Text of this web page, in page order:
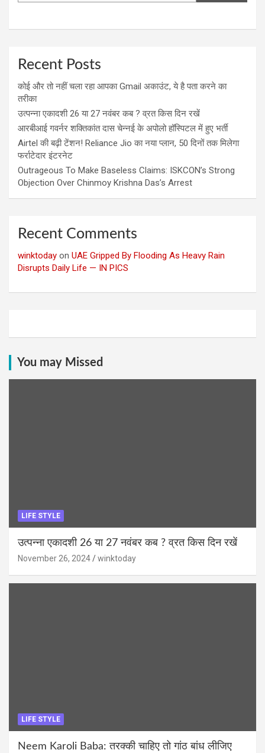
Recent Posts
कोई और तो नहीं चला रहा आपका Gmail अकाउंट, ये है पता करने का
तरीका
उत्पन्ना एकादशी 26 या 27 नवंबर कब ? व्रत किस दिन रखें
आरबीआई गवर्नर शक्तिकांत दास चेन्नई के अपोलो हॉस्पिटल में हुए भर्ती
Airtel की बढ़ी टेंशन! Reliance Jio का नया प्लान, 50 दिनों तक मिलेगा
फर्राटेदार इंटरनेट
Outrageous To Make Baseless Claims: ISKCON’s Strong
Objection Over Chinmoy Krishna Das’s Arrest
Recent Comments
winktoday on UAE Gripped By Flooding As Heavy Rain
Disrupts Daily Life — IN PICS
You may Missed
LIFE STYLE
उत्पन्ना एकादशी 26 या 27 नवंबर कब ? व्रत किस दिन रखें
November 26, 2024 winktoday
LIFE STYLE
Neem Karoli Baba: तरक्की चाहिए तो गांठ बांध लीजिए